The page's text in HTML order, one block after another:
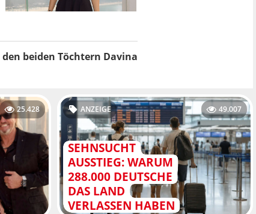
beiden Töchtern Davina
25.428
SEHNSUCHT
AUSSTIEG: WARUM
288.000 DEUTSCHE
DAS LAND
VERLASSEN HABEN
ANZEIGE 49.007